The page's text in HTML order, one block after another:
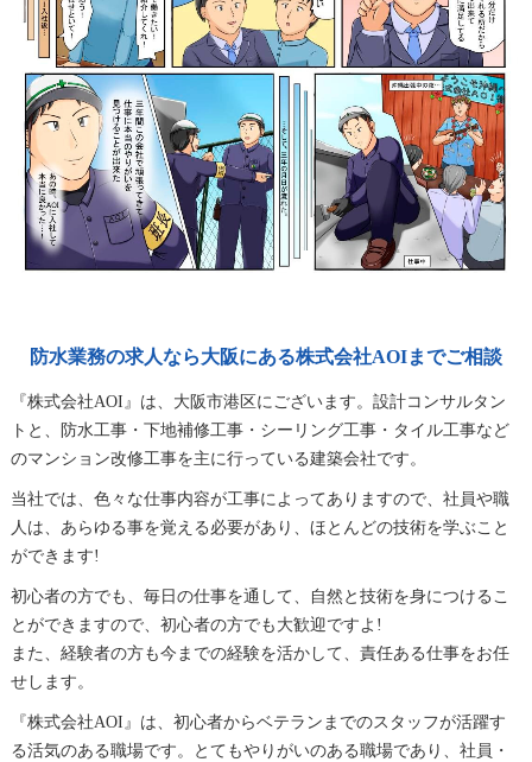
防水業務の求人なら大阪にある株式会社AOIまでご相談
『株式会社AOI』は、大阪市港区にございます。設計コンサルタン
トと、防水工事・下地補修工事・シーリング工事・タイル工事など
のマンション改修工事を主に行っている建築会社です。
当社では、色々な仕事内容が工事によってありますので、社員や職
人は、あらゆる事を覚える必要があり、ほとんどの技術を学ぶこと
ができます!
初心者の方でも、毎日の仕事を通して、自然と技術を身につけるこ
とができますので、初心者の方でも大歓迎ですよ!
また、経験者の方も今までの経験を活かして、責任ある仕事をお任
せします。
『株式会社AOI』は、初心者からベテランまでのスタッフが活躍す
る活気のある職場です。とてもやりがいのある職場であり、社員・